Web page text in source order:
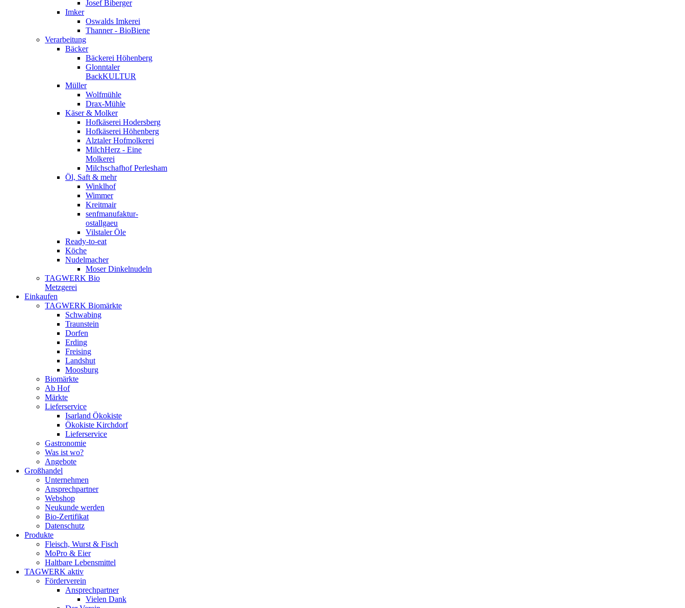
Josef Biberger
Imker
Oswalds Imkerei
Thanner - BioBiene
Verarbeitung
Bäcker
Bäckerei Höhenberg
Glonntaler
BackKULTUR
Müller
Wolfmühle
Drax-Mühle
Käser & Molker
Hofkäserei Hodersberg
Hofkäserei Höhenberg
Alztaler Hofmolkerei
MilchHerz - Eine
Molkerei
Milchschafhof Perlesham
Öl, Saft & mehr
Winklhof
Wimmer
Kreitmair
senfmanufaktur-
ostallgaeu
Vilstaler Öle
Ready-to-eat
Köche
Nudelmacher
Moser Dinkelnudeln
TAGWERK Bio
Metzgerei
Einkaufen
TAGWERK Biomärkte
Schwabing
Traunstein
Dorfen
Erding
Freising
Landshut
Moosburg
Biomärkte
Ab Hof
Märkte
Lieferservice
Isarland Ökokiste
Ökokiste Kirchdorf
Lieferservice
Gastronomie
Was ist wo?
Angebote
Großhandel
Unternehmen
Ansprechpartner
Webshop
Neukunde werden
Bio-Zertifikat
Datenschutz
Produkte
Fleisch, Wurst & Fisch
MoPro & Eier
Haltbare Lebensmittel
TAGWERK aktiv
Förderverein
Ansprechpartner
Vielen Dank